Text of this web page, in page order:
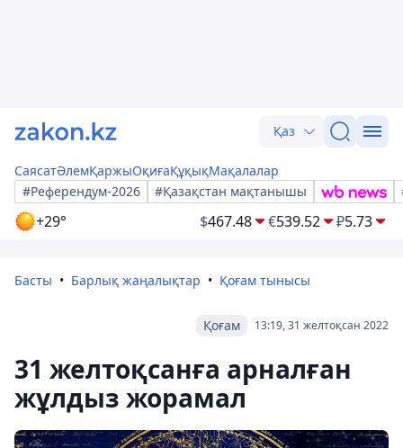
Қаз
СаясатӘлемҚаржыОқиғаҚұқықМақалалар
#Референдум-2026
#Қазақстан мақтанышы
+29° $467.48 €539.52 ₽5.73
Басты Барлық жаңалықтар Қоғам тынысы
13:19, 31 желтоқсан 2022
Қоғам
31 желтоқсанға арналған
жұлдыз жорамал